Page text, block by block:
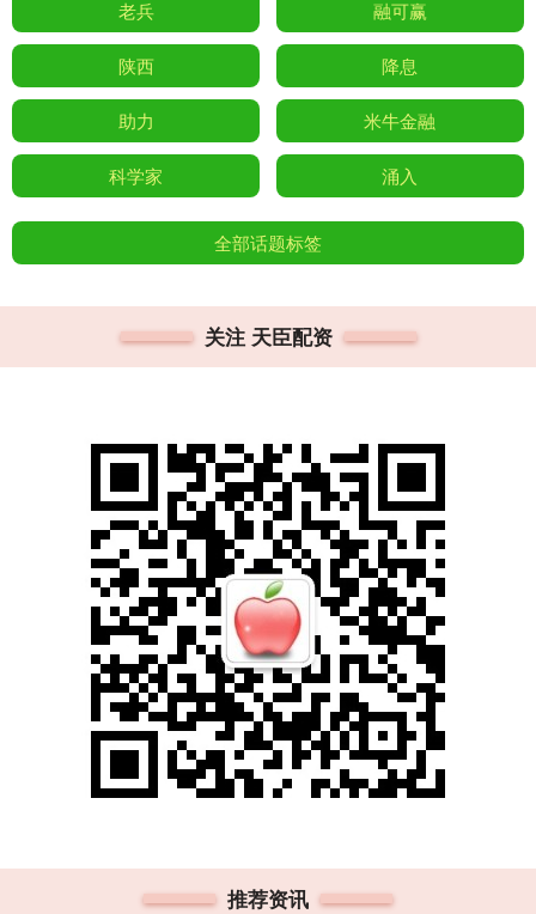
老兵 融可赢
陕西 降息
助力 米牛金融
科学家 涌入
全部话题标签
关注 天臣配资
推荐资讯